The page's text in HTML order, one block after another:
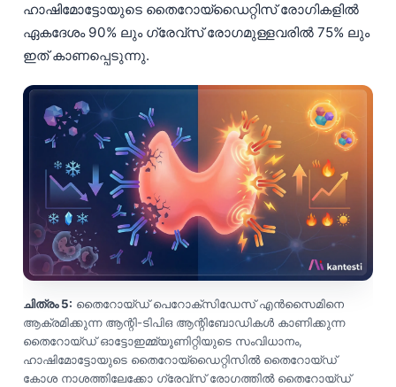
ഹാഷിമോട്ടോയുടെ തൈറോയ്ഡൈറ്റിസ് രോഗികളിൽ
ഏകദേശം 90% ലും ഗ്രേവ്സ് രോഗമുള്ളവരിൽ 75% ലും
ഇത് കാണപ്പെടുന്നു.
ചിത്രം 5: തൈറോയ്ഡ് പെറോക്സിഡേസ് എൻസൈമിനെ
ആക്രമിക്കുന്ന ആന്റി-ടിപിഒ ആന്റിബോഡികൾ കാണിക്കുന്ന
തൈറോയ്ഡ് ഓട്ടോഇമ്മ്യൂണിറ്റിയുടെ സംവിധാനം,
ഹാഷിമോട്ടോയുടെ തൈറോയ്ഡൈറ്റിസിൽ തൈറോയ്ഡ്
കോശ നാശത്തിലേക്കോ ഗ്രേവ്സ് രോഗത്തിൽ തൈറോയ്ഡ്
Русский
Lietuvių kalba
Polski
한국어
Slovenščina
Magyar
Shqip
বাংলা
اردو
मराठी
தமிழ்
ગુજરાતી